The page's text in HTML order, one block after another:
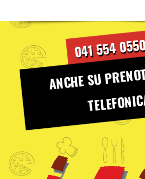
041 554
ANCHE SU